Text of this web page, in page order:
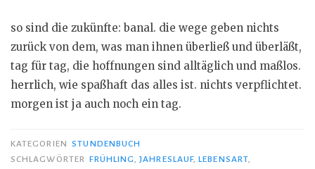
so sind die zukünfte: banal. die wege geben nichts
zurück von dem, was man ihnen überließ und überläßt,
tag für tag, die hoffnungen sind alltäglich und maßlos.
herrlich, wie spaßhaft das alles ist. nichts verpflichtet.
morgen ist ja auch noch ein tag.
KATEGORIEN STUNDENBUCH
SCHLAGWÖRTER FRÜHLING,JAHRESLAUF,LEBENSART,